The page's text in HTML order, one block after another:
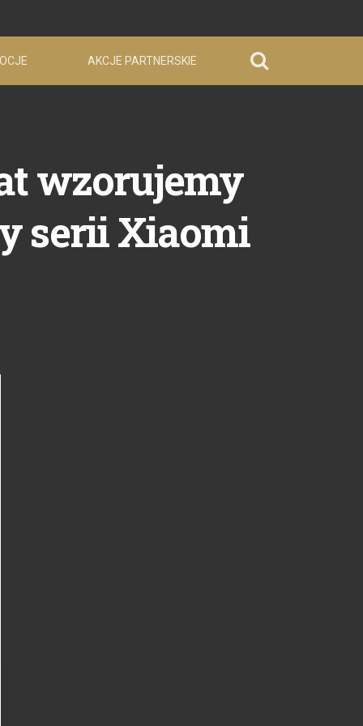
AKCJE PARTNERSKIE
wzorujemy
serii Xiaomi